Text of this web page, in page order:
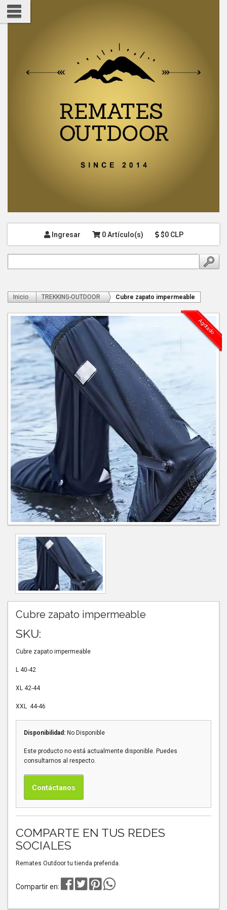
Ingresar 0 Artículo(s) $0 CLP
Inicio TREKKING-OUTDOOR Cubre zapato impermeable
Agotado
Cubre zapato impermeable
SKU:
Cubre zapato impermeable
L 40-42
XL 42-44
XXL 44-46
Disponibilidad: No Disponible
Este producto no está actualmente disponible. Puedes
consultarnos al respecto.
Contáctanos
COMPARTE EN TUS REDES
SOCIALES
Remates Outdoor tu tienda preferida.
Compartir en: